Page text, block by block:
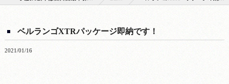
ベルランゴXTRパッケージ即納です！
2021/01/16